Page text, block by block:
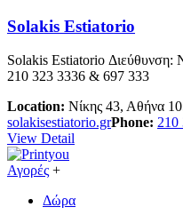
Solakis Estiatorio
Solakis Estiatorio Διεύθυνση:
210 323 3336 & 697 333
Location: Νίκης 43, Αθήνα
solakisestiatorio.grPhone: 210
View Detail
Αγορές +
Δώρα